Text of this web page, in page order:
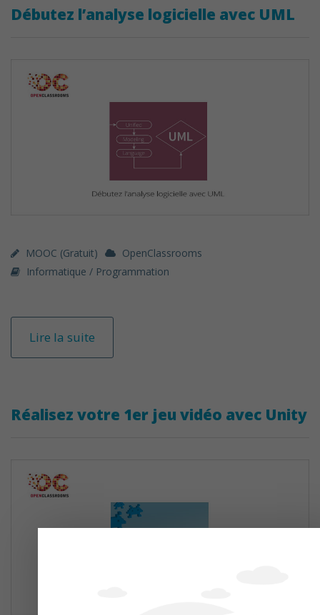
Débutez l’analyse logicielle avec UML
MOOC (gratuit)
OpenClassrooms
Informatique / Programmation
Lire la suite
Réalisez votre 1er jeu vidéo avec Unity